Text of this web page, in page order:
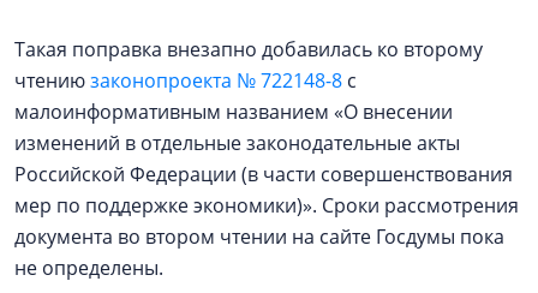
Такая поправка внезапно добавилась ко второму
чтениюзаконопроекта № 722148-8 с
малоинформативным названием «О внесении
изменений в отдельные законодательные акты
Российской Федерации (в части совершенствования
мер по поддержке экономики)». Сроки рассмотрения
документа во втором чтении на сайте Госдумы пока
не определены.